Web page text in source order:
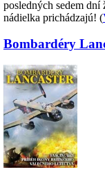
posledných sedem dní
nádielka prichádzajú! (
Bombardéry